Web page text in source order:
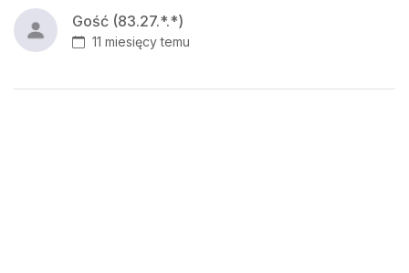
Gość (83.27.*.*)
11 miesięcy temu